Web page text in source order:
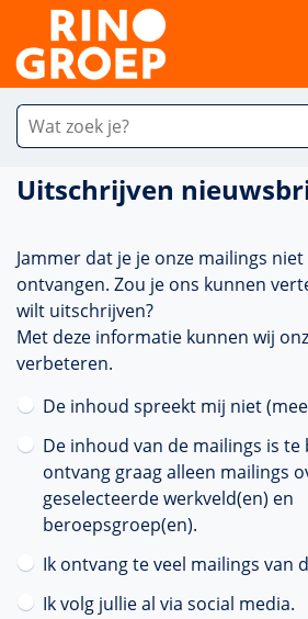
Uitschrijven
Jammer dat je je onze mailings
ontvangen. Zou je ons kunnen
wilt uitschrijven?
Met deze informatie kunnen wij
verbeteren.
De inhoud spreekt mij niet
De inhoud van de mailings is te
ontvang graag alleen mailings
geselecteerde werkveld(en) en
beroepsgroep(en).
Ik ontvang te veel mailings van
Ik volg jullie al via social media.